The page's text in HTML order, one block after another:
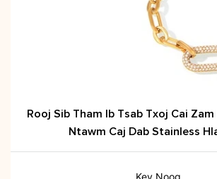
Rooj Sib Tham Ib Tsab Txoj Cai
Ntawm Caj Dab Stainless
Kev Noog